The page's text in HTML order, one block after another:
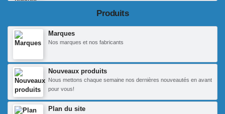
Produits
Marques
Nos marques et nos fabricants
Nouveaux produits
Nous mettons chaque semaine nos dernières nouveautés en avant
pour vous!
Plan du site